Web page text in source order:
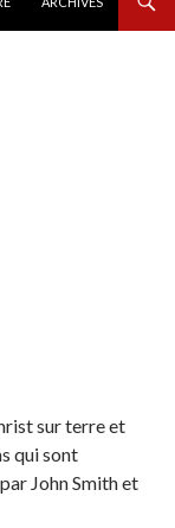
sur terre et
qui sont
John Smith et